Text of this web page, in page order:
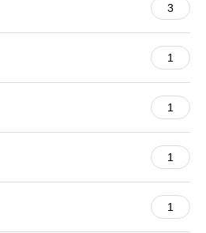
3
1
1
1
1